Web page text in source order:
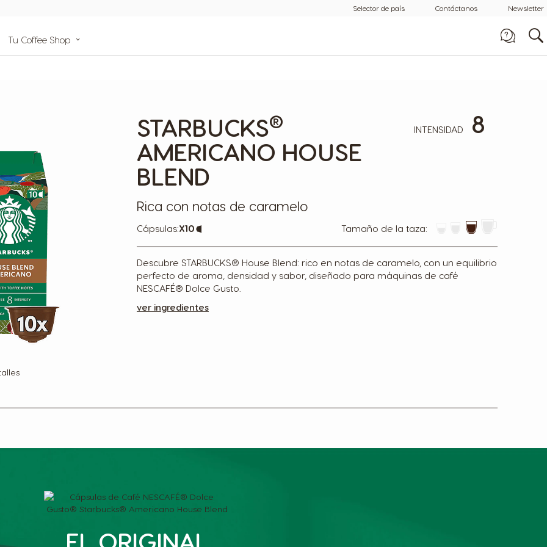
Selector de país Contáctanos Newsletter
Tu Coffee Shop
STARBUCKS®
AMERICANO HOUSE
BLEND
Rica con notas de caramelo
INTENSIDAD 8
Cápsulas: x10 tamaño de la taza:
Descubre STARBUCKS® House Blend: rico en notas de caramelo, con un equilibrio
perfecto de aroma, densidad y sabor, diseñado para máquinas de café
NESCAFÉ® Dolce Gusto.
ver ingredientes
EL ORIGINAL